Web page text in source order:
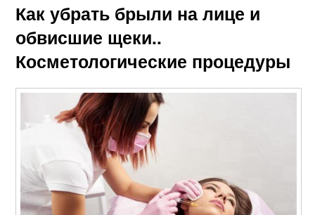
Как убрать брыли на лице и
обвисшие щеки..
Косметологические процедуры